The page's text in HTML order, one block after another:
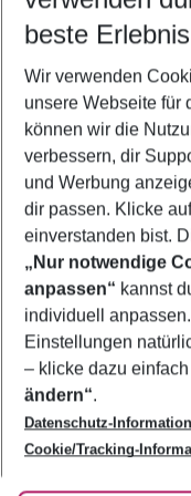
2 Erwachsene
Footer
Footer navigation
Über uns
AGB
Bestpreisgarantie
Cookie-Einstellungen
Cookie-Richtlinie
Agenturbetreuung
Barrierefreies Reisen
Folge uns
beste
Wir verwenden
unsere Webseite für
können wir die
verbessern, dir
und Werbung
dir passen. Klicke
einverstanden bist.
„Nur notwendige
anpassen“ kannst
individuell
Einstellungen
– klicke dazu
ändern“.
Datenschutz-
Cookie/Tracking-